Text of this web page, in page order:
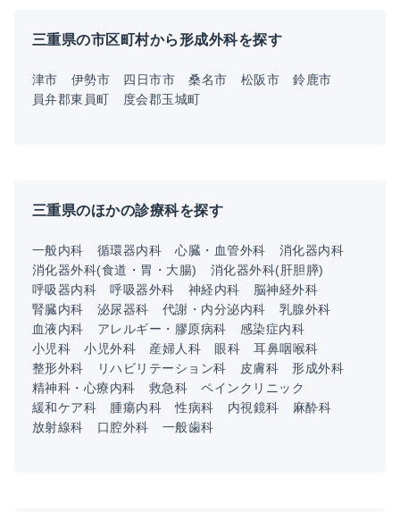
三重県の市区町村から形成外科を探す
津市 伊勢市 四日市市 桑名市 松阪市
鈴鹿市
員弁郡東員町
度会郡玉城町
三重県のほかの診療科を探す
一般内科 循環器内科 心臓・血管外科
消化器内科
消化器外科(食道・胃・大腸)
消化器外科(肝胆膵)
呼吸器内科
呼吸器外科 神経内科
脳神経外科
腎臓内科
泌尿器科 代謝・内分泌内科
乳腺外科
血液内科
アレルギー・膠原病科
感染症内科
小児科
小児外科 産婦人科 眼科
耳鼻咽喉科
整形外科
リハビリテーション科 皮膚科
形成外科
精神科・心療内科
救急科
ペインクリニック
緩和ケア科
腫瘍内科 性病科 内視鏡科
麻酔科
放射線科
口腔外科 一般歯科